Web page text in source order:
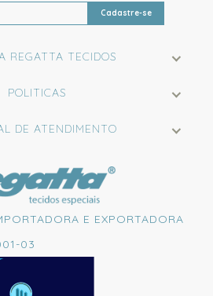
REGATTA TECIDOS
POLITICAS
DE ATENDIMENTO
Cadastre-se
E EXPORTADORA
03